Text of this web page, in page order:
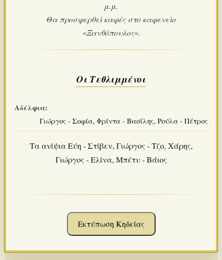
μ.μ.
Θα προσφερθεί καφές στο καφενείο
«Ξανθόπουλος».
Οι Τεθλιμμένοι
Αδέλφια:
Γιώργος - Σοφία, Φρίντα - Βασίλης, Ρούλα - Πέτρος
Τα ανίψια Εύη - Στίβεν, Γιώργος - Τζο, Χάρης,
Γιώργος - Ελίνα, Μπέτυ - Βάιος
Εκτύπωση Κηδείας